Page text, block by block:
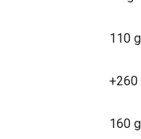
110
+260
160